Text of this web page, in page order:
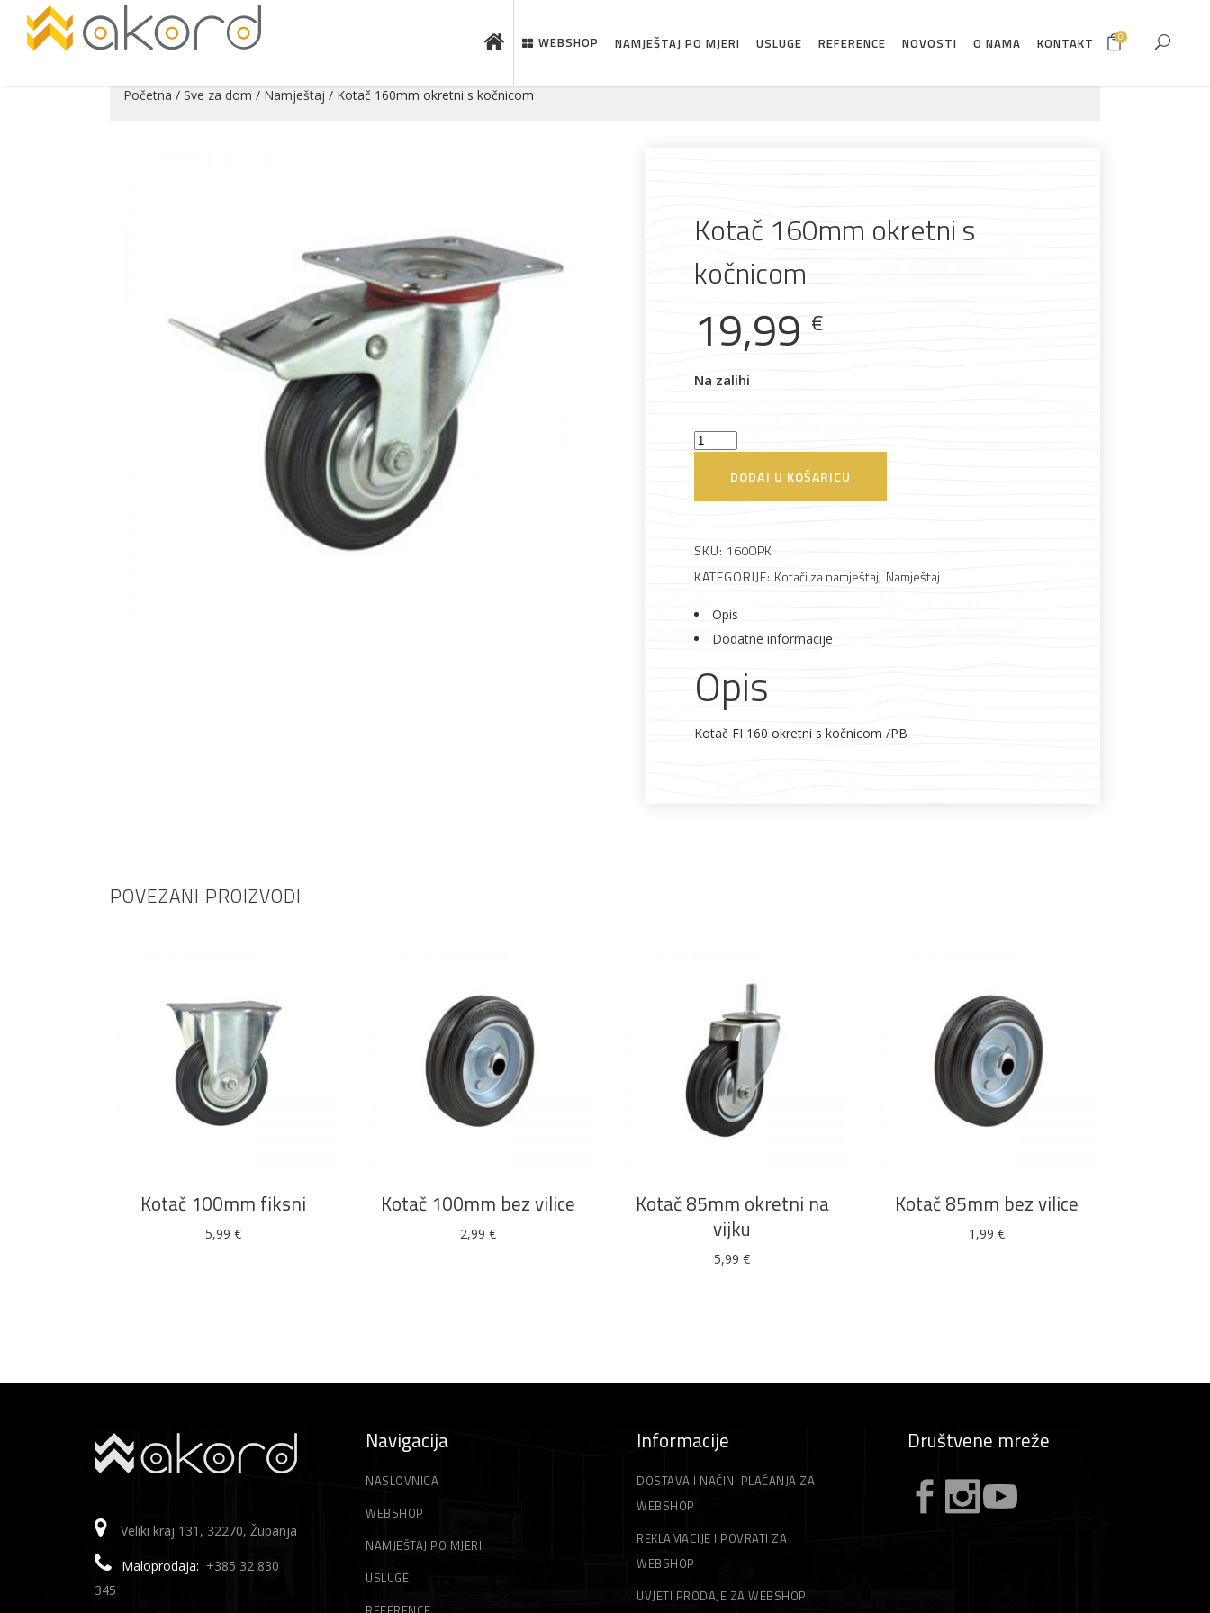
Pogledajte što je novo u ponudi
AKCIJA! Pločasti
materijali
Alati i pribor Rasvjeta
WEBSHOP NAMJEŠTAJ PO MJERI USLUGE REFERENCE NOVOSTI O NAMA KONTAKT 0
Početna / Sve za dom / Namještaj / Kotač 160mm okretni s kočnicom
Kotač 160mm okretni s
kočnicom
19,99 €
Na zalihi
Kotač
okretni
količina
DODAJ U KOŠARICU
SKU: 160OPK
KATEGORIJE: Kotači za namještaj, Namještaj
Opis
Dodatne informacije
Opis
Kotač FI 160 okretni s kočnicom /PB
POVEZANI PROIZVODI
DODAJ U KOŠARICU
Kotač 100mm fiksni
5,99€
DODAJ U KOŠARICU
Kotač 100mm bez vilice
2,99 €
DODAJ U KOŠARICU
Kotač 85mm okretni na
vijku
5,99€
DODAJ U KOŠARICU
Kotač 85mm bez vilice
1,99 €
Veliki kraj 131, 32270, Županja
Maloprodaja: +385 32 830
345
Navigacija
NASLOVNICA
WEBSHOP
NAMJEŠTAJ PO MJERI
USLUGE
Informacije
DOSTAVA I NAČINI PLAĆANJA ZA
WEBSHOP
REKLAMACIJE I POVRATI ZA
WEBSHOP
UVJETI PRODAJE ZA WEBSHOP
Društvene mreže